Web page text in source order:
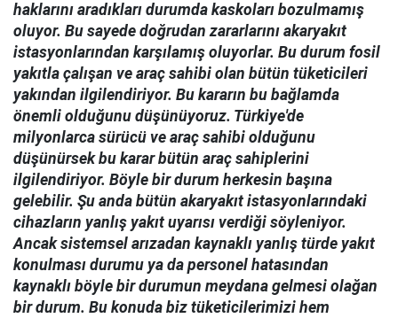
haklarını aradıkları durumda kaskoları bozulmamış
oluyor. Bu sayede doğrudan zararlarını akaryakıt
istasyonlarından karşılamış oluyorlar. Bu durum fosil
yakıtla çalışan ve araç sahibi olan bütün tüketicileri
yakından ilgilendiriyor. Bu kararın bu bağlamda
önemli olduğunu düşünüyoruz. Türkiye'de
milyonlarca sürücü ve araç sahibi olduğunu
düşünürsek bu karar bütün araç sahiplerini
ilgilendiriyor. Böyle bir durum herkesin başına
gelebilir. Şu anda bütün akaryakıt istasyonlarındaki
cihazların yanlış yakıt uyarısı verdiği söyleniyor.
Ancak sistemsel arızadan kaynaklı yanlış türde yakıt
konulması durumu ya da personel hatasından
kaynaklı böyle bir durumun meydana gelmesi olağan
bir durum. Bu konuda biz tüketicilerimizi hem